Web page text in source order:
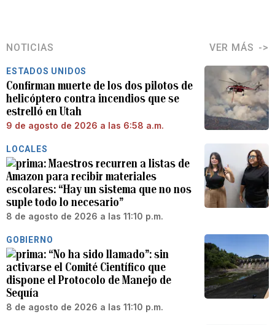
NOTICIAS VER MÁS
ESTADOS UNIDOS
Confirman muerte de los dos pilotos de
helicóptero contra incendios que se
estrelló en Utah
9 de agosto de 2026 a las 6:58 a.m.
LOCALES
Maestros recurren a listas de
Amazon para recibir materiales
escolares: “Hay un sistema que no nos
suple todo lo necesario”
8 de agosto de 2026 a las 11:10 p.m.
GOBIERNO
“No ha sido llamado”: sin
activarse el Comité Científico que
dispone el Protocolo de Manejo de
Sequía
8 de agosto de 2026 a las 11:10 p.m.